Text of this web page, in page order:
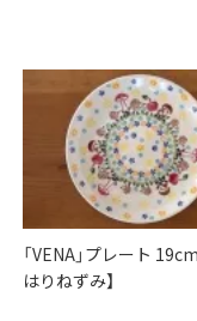
「VENA」プレート
はりねずみ】